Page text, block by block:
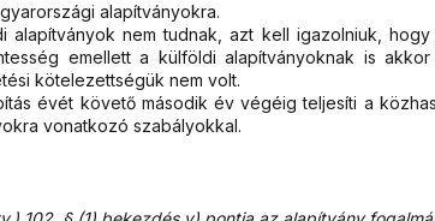
alapítványokra.
alapítványok nem tudnak, azt kell igazolniuk,
emellett a külföldi alapítványoknak is
kötelezettségük nem volt.
évét követő második év végéig teljesíti a
vonatkozó szabályokkal.